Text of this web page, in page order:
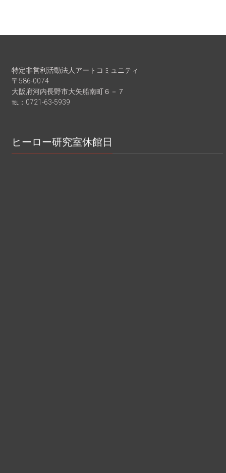
特定非営利活動法人アートコミュニティ
〒586-0074
大阪府河内長野市大矢船南町６－７
℡：0721-63-5939
ヒーロー研究室休館日